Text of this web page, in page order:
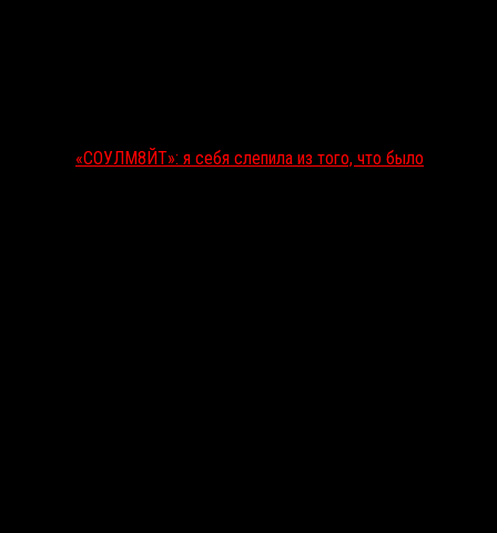
«СОУЛМ8ЙТ»: я себя слепила из того, что было